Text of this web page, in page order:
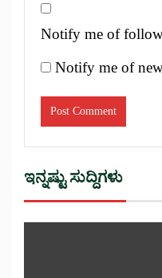
Notify me of
Notify me of
ಇನ್ನಷ್ಟು ಸುದ್ದಿಗಳು